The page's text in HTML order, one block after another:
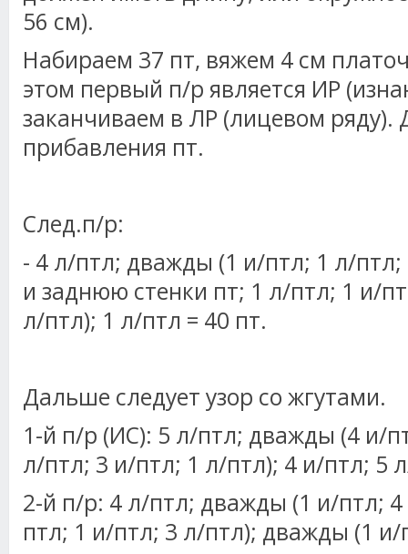
56 см).
Набираем 37 пт, вяжем 4 см
этом первый п/р является ИР
заканчиваем в ЛР (лицевом ряду).
прибавления пт.
След.п/р:
- 4 л/птл; дважды (1 и/птл; 1 л/
и заднюю стенки пт; 1 л/птл; 1 и/
л/птл); 1 л/птл = 40 пт.
Дальше следует узор со жгутами.
1-й п/р (ИС): 5 л/птл; дважды (4 и/
л/птл; 3 и/птл; 1 л/птл); 4 и/птл; 5
2-й п/р: 4 л/птл; дважды (1 и/птл;
птл; 1 и/птл; 3 л/птл); дважды (1